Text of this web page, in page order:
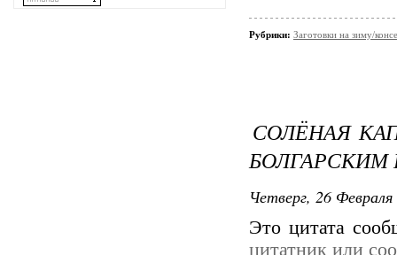
Рубрики: Заготовки на зиму/
СОЛЁНАЯ
Четверг, 26
Это цитата
цитатник или